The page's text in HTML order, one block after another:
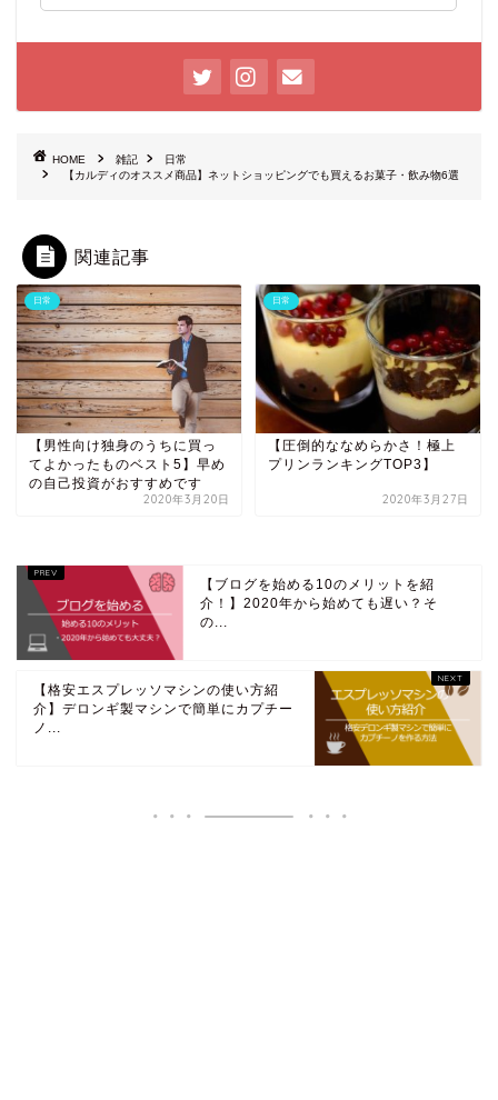
HOME 雑記
日常
【カルディのオススメ商品】ネットショッピングでも買えるお菓子・飲み物6選
関連記事
日常
【男性向け独身のうちに買っ
てよかったものベスト5】早め
の自己投資がおすすめです
2020年3月20日
日常
【圧倒的ななめらかさ！極上
プリンランキングTOP3】
2020年3月27日
【ブログを始める10のメリットを紹
介！】2020年から始めても遅い？そ
の...
【格安エスプレッソマシンの使い方紹
介】デロンギ製マシンで簡単にカプチー
ノ...